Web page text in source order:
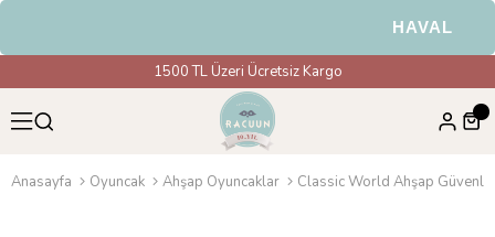
HAVALE &
1500 TL Üzeri Ücretsiz Kargo
Anasayfa Oyuncak Ahşap Oyuncaklar Classic World Ahşap Güvenlik